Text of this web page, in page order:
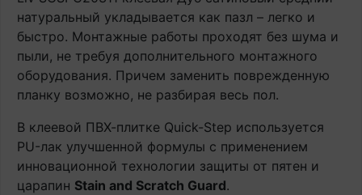
натуральный укладывается как пазл – легко и
быстро. Монтажные работы проходят без шума и
пыли, не требуя дополнительного монтажного
оборудования. Причем заменить поврежденную
планку возможно, не разбирая весь пол.
В клеевой ПВХ-плитке Quick-Step используется
PU-лак улучшенной формулы с применением
инновационной технологии защиты от пятен и
царапин Stain and Scratch Guard.